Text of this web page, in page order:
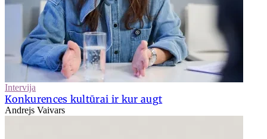
Intervija
Konkurences kultūrai ir kur augt
Andrejs Vaivars